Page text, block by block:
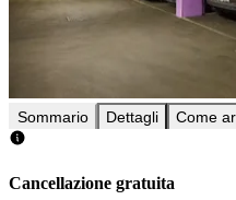
Sommario Dettagli Come
Cancellazione gratuita